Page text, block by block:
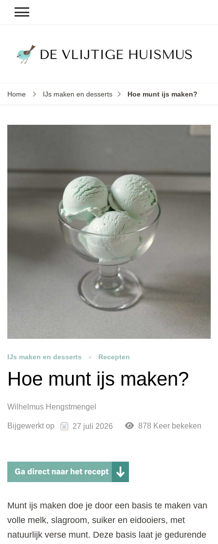
Home IJs maken en desserts Hoe munt ijs maken?
IJs maken en desserts Recepten
Hoe munt ijs maken?
Wilhelmus Hengstmengel
Bijgewerkt op 27 juli 2026 878 Keer bekeken
Munt ijs maken doe je door een basis te maken van
volle melk, slagroom, suiker en eidooiers, met
natuurlijk verse munt. Deze basis laat je gedurende